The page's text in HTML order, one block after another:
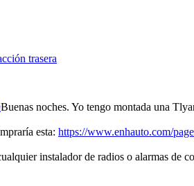
trasera
Buenas noches. Yo tengo montada una
esta: https://www.enhauto.com/
instalador de radios o alarmas de